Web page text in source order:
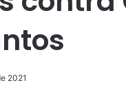
2021